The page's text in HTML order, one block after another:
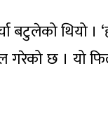
थियो ।
गरेको छ । यो